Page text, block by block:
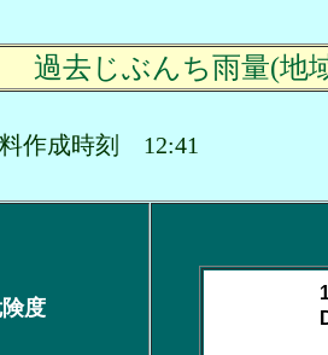
過去じぶんち雨量(地
料作成時刻 12:41
度